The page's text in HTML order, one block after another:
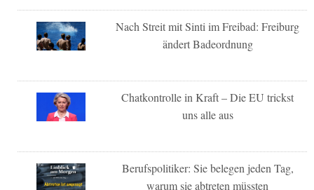
Nach Streit mit Sinti im Freibad: Freiburg
ändert Badeordnung
Chatkontrolle in Kraft – Die EU trickst
uns alle aus
Berufspolitiker: Sie belegen jeden Tag,
warum sie abtreten müssten